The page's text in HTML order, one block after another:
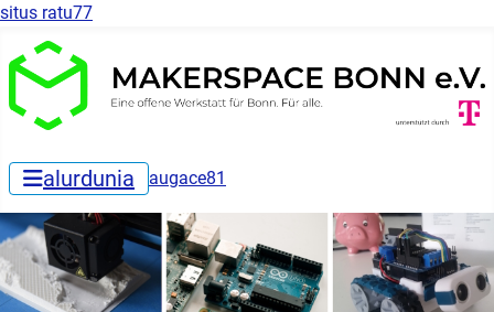
situs ratu77
alurdunia augace81